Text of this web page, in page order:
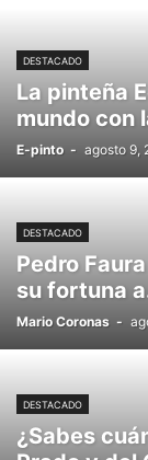
DESTACADO
La pinteña
mundo con
E-pinto - agosto 9,
DESTACADO
Pedro
su fortuna
Mario Coronas -
DESTACADO
¿Sabes